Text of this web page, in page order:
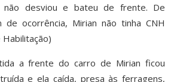
não desviou e bateu de frente. De
de ocorrência, Mirian não tinha CNH
Habilitação)
a frente do carro de Mirian ficou
e ela caída, presa às ferragens,